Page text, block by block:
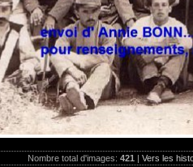
Nombre total d'images: 421 | Vers les